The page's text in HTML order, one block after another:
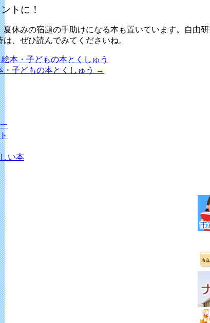
トに！
休みの宿題の手助けになる本も置いています。自由研
、ぜひ読んでみてくださいね。
本・子どもの本とくしゅう
子どもの本とくしゅう
→
い本